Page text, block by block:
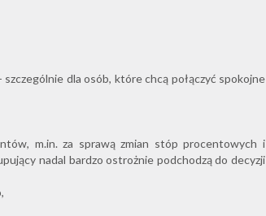
dla osób, które chcą połączyć spokojne
m.in. za sprawą zmian stóp procentowych i
nadal bardzo ostrożnie podchodzą do decyzji